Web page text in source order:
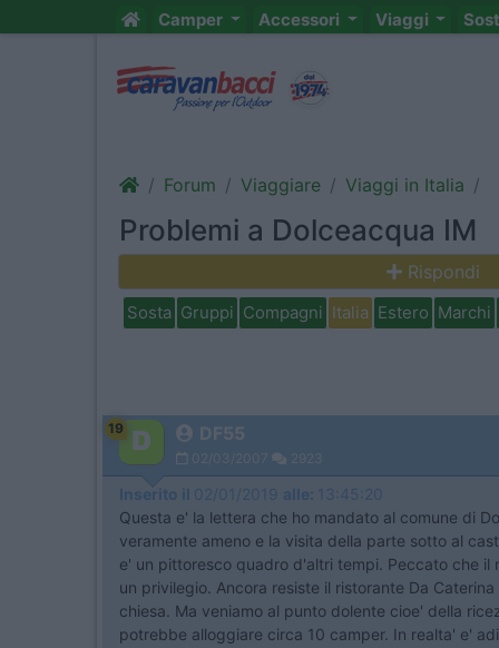
Camper Accessori Viaggi
Forum Viaggiare Viaggi in Italia
Problemi a Dolceacqua IM
Rispondi
Sosta Gruppi Compagni Italia Estero Marchi
19 DF55
02/03/2007 2923
Inserito il 02/01/2019 alle: 13:45:20
Questa e' la lettera che ho mandato al comune di
veramente ameno e la visita della parte sotto al
e' un pittoresco quadro d'altri tempi. Peccato che il
un privilegio. Ancora resiste il ristorante Da
chiesa. Ma veniamo al punto dolente cioe' della
potrebbe alloggiare circa 10 camper. In realta' e'